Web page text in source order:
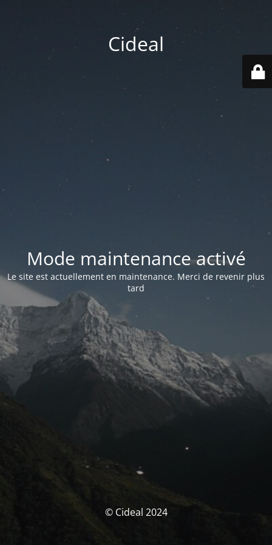
Cideal
Mode maintenance activé
Le site est actuellement en maintenance. Merci de revenir plus
tard
© Cideal 2024